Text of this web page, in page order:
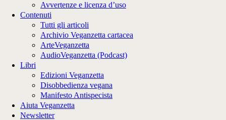
Avvertenze e licenza d’uso
Contenuti
Tutti gli articoli
Archivio Veganzetta cartacea
ArteVeganzetta
AudioVeganzetta (Podcast)
Libri
Edizioni Veganzetta
Disobbedienza vegana
Manifesto Antispecista
Aiuta Veganzetta
Newsletter